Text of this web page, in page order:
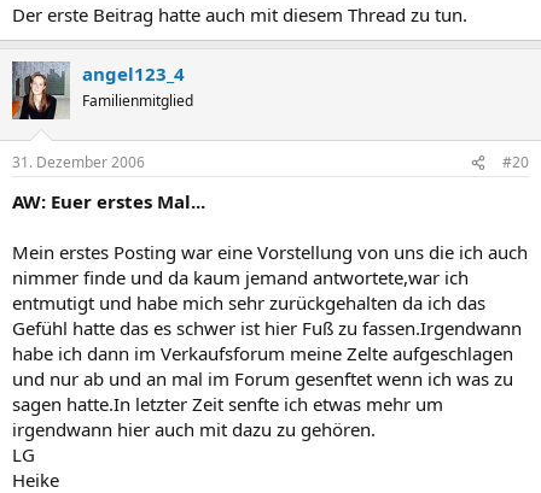
Der erste Beitrag hatte auch mit diesem Thread zu tun.
angel123_4
Familienmitglied
31. Dezember 2006 #20
AW: Euer erstes Mal...
Mein erstes Posting war eine Vorstellung von uns die ich auch
nimmer finde und da kaum jemand antwortete,war ich
entmutigt und habe mich sehr zurückgehalten da ich das
Gefühl hatte das es schwer ist hier Fuß zu fassen.Irgendwann
habe ich dann im Verkaufsforum meine Zelte aufgeschlagen
und nur ab und an mal im Forum gesenftet wenn ich was zu
sagen hatte.In letzter Zeit senfte ich etwas mehr um
irgendwann hier auch mit dazu zu gehören.
LG
Heike